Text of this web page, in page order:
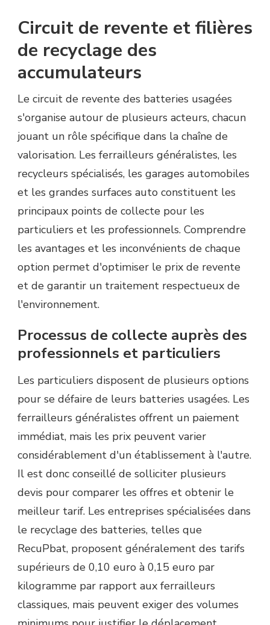
Circuit de revente et filières
de recyclage des
accumulateurs
Le circuit de revente des batteries usagées
s'organise autour de plusieurs acteurs, chacun
jouant un rôle spécifique dans la chaîne de
valorisation. Les ferrailleurs généralistes, les
recycleurs spécialisés, les garages automobiles
et les grandes surfaces auto constituent les
principaux points de collecte pour les
particuliers et les professionnels. Comprendre
les avantages et les inconvénients de chaque
option permet d'optimiser le prix de revente
et de garantir un traitement respectueux de
l'environnement.
Processus de collecte auprès des
professionnels et particuliers
Les particuliers disposent de plusieurs options
pour se défaire de leurs batteries usagées. Les
ferrailleurs généralistes offrent un paiement
immédiat, mais les prix peuvent varier
considérablement d'un établissement à l'autre.
Il est donc conseillé de solliciter plusieurs
devis pour comparer les offres et obtenir le
meilleur tarif. Les entreprises spécialisées dans
le recyclage des batteries, telles que
RecuPbat, proposent généralement des tarifs
supérieurs de 0,10 euro à 0,15 euro par
kilogramme par rapport aux ferrailleurs
classiques, mais peuvent exiger des volumes